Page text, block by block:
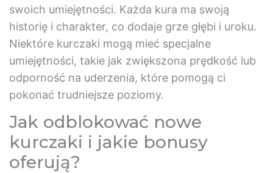
swoich umiejętności. Każda kura ma swoją
historię i charakter, co dodaje grze głębi i uroku.
Niektóre kurczaki mogą mieć specjalne
umiejętności, takie jak zwiększona prędkość lub
odporność na uderzenia, które pomogą ci
pokonać trudniejsze poziomy.
Jak odblokować nowe
kurczaki i jakie bonusy
oferują?